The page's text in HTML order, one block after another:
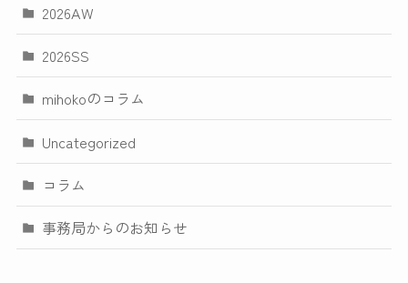
2026AW
2026SS
mihokoのコラム
Uncategorized
コラム
事務局からのお知らせ